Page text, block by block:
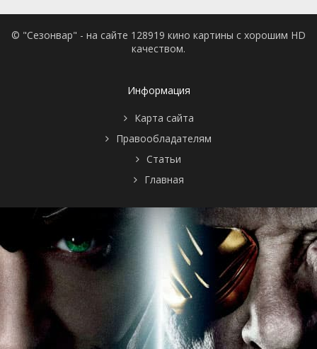
© "Сезонвар" - на сайте 128919 кино картины с хорошим HD
качеством.
Информация
Карта сайта
Правообладателям
Статьи
Главная